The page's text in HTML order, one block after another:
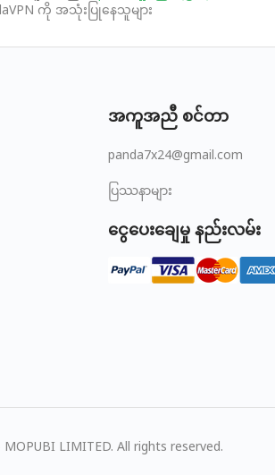
ကို အသုံးပြုနေသူများ
အကူအညီ စင်တာ
panda7x24@gmail.com
ပြဿနာများ
ငွေပေးချေမှု နည်းလမ်း
LIMITED. All rights reserved.